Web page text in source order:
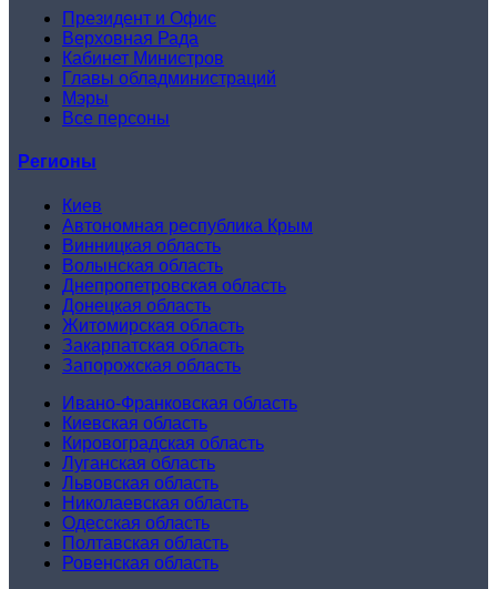
Президент и Офис
Верховная Рада
Кабинет Министров
Главы обладминистраций
Мэры
Все персоны
Регионы
Киев
Автономная республика Крым
Винницкая область
Волынская область
Днепропетровская область
Донецкая область
Житомирская область
Закарпатская область
Запорожская область
Ивано-Франковская область
Киевская область
Кировоградская область
Луганская область
Львовская область
Николаевская область
Одесская область
Полтавская область
Ровенская область